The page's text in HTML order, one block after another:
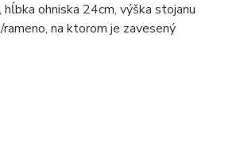
ohniska 24cm, výška stojanu
na ktorom je zavesený